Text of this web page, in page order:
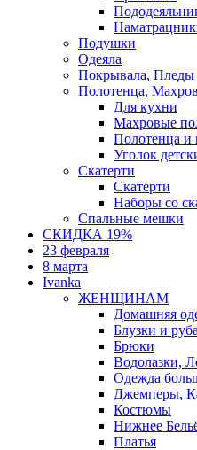
Подушки
Одеяла
Покрывала, Пледы
Полотенца,
Для кухни
Махровые
Полотенца и
Уголок
Скатерти
Скатерти
Наборы со
Спальные мешки
СКИДКА 19%
23 февраля
8 марта
Ivanka
ЖЕНЩИНАМ
Домашняя
Блузки и
Брюки
Водолазки,
Одежда
Джемперы,
Костюмы
Нижнее
Платья